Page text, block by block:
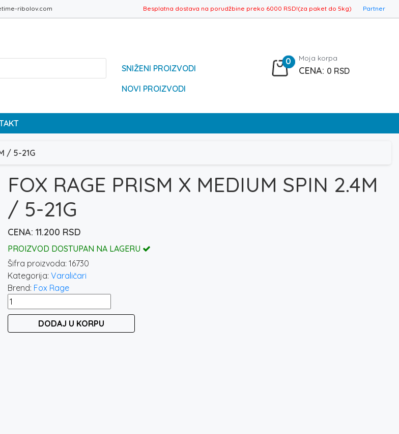
ribolov.com Besplatna dostava na porudžbine preko 6000 RSD!(za paket do 5kg) Partner
SNIŽENI PROIZVODI
NOVI PROIZVODI
0 Moja korpa
0 RSD
/ 5-21G
FOX RAGE PRISM X MEDIUM SPIN 2.4M
/ 5-21G
11.200 RSD
PROIZVOD DOSTUPAN NA LAGERU
Šifra proizvoda: 16730
Kategorija: Varaličari
Brend: Fox Rage
FOX
RAGE
X
DODAJ U KORPU